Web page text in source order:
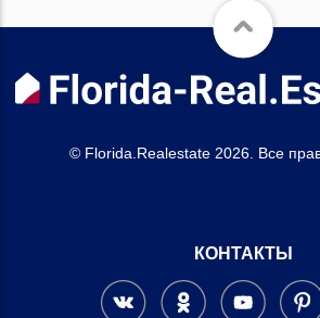
© Florida.Realestate 2026. Все
КОНТАКТЫ